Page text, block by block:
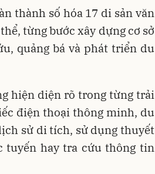
thành số hóa 17 di sản văn
từng bước xây dựng cơ sở
quảng bá và phát triển du
hiện diện rõ trong từng trải
điện thoại thông minh, du
sử di tích, sử dụng thuyết
hay tra cứu thông tin